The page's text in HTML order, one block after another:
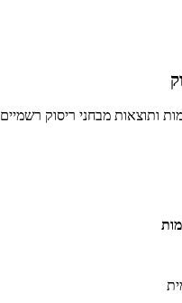
ותוצאות מבחני ריסוק רשמיים